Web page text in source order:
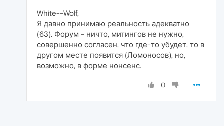
White--Wolf,
Я давно принимаю реальность адекватно
(63). Форум - ничто, митингов не нужно,
совершенно согласен, что где-то убудет, то в
другом месте появится (Ломоносов), но,
возможно, в форме нонсенс.
0